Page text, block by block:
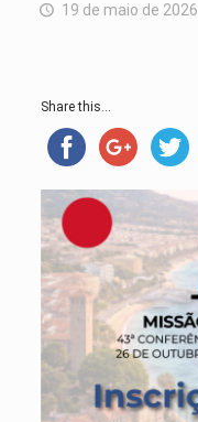
19 de maio de 2026
Share this...